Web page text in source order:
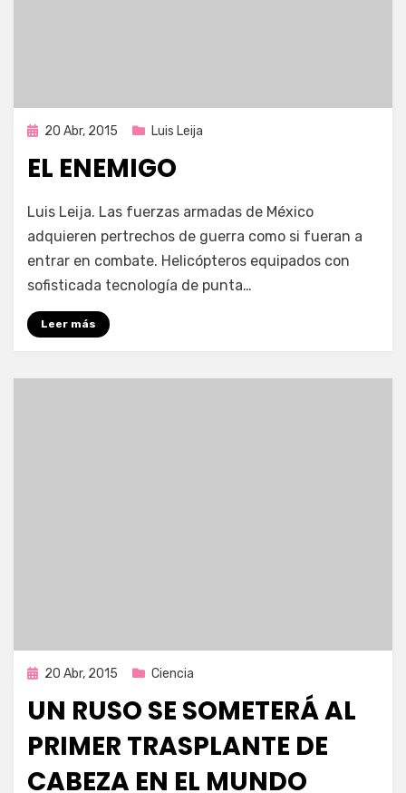
Publicada
20 Abr, 2015 Luis Leija
EL ENEMIGO
por Enrique
Luis Leija. Las fuerzas armadas de México
adquieren pertrechos de guerra como si fueran a
entrar en combate. Helicópteros equipados con
sofisticada tecnología de punta…
Leer más
Publicada
20 Abr, 2015 Ciencia
UN RUSO SE SOMETERÁ AL
PRIMER TRASPLANTE DE
CABEZA EN EL MUNDO